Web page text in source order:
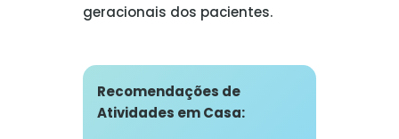
geracionais dos pacientes.
Recomendações de
Atividades em Casa: